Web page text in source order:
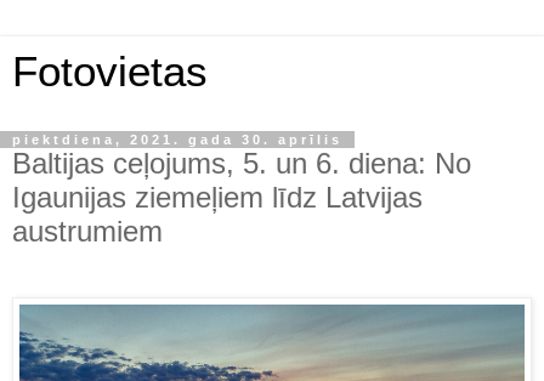
Fotovietas
piektdiena, 2021. gada 30. aprīlis
Baltijas ceļojums, 5. un 6. diena: No
Igaunijas ziemeļiem līdz Latvijas
austrumiem